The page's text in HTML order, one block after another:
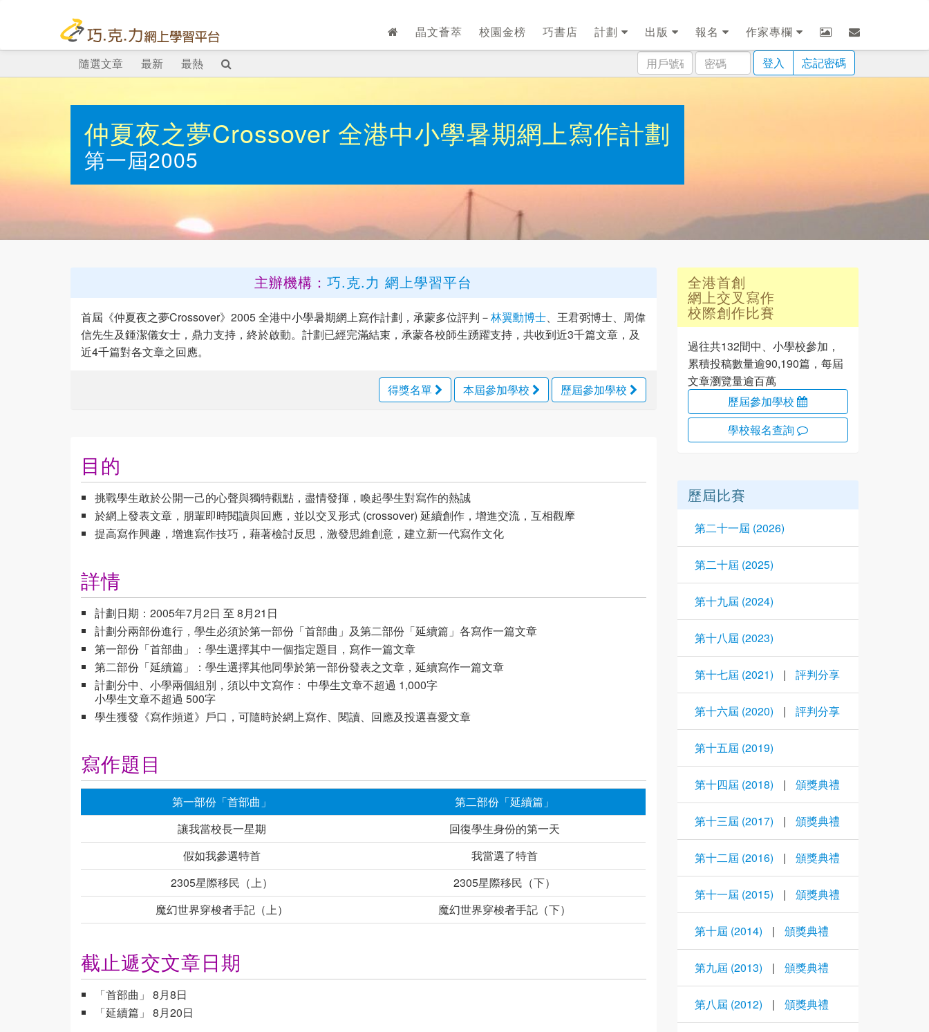
晶文薈萃 校園金榜 巧書店 計劃 出版 報名
作家專欄
用
戶
碼
密
碼
登入 忘記密碼
隨選文章 最新 最熱
仲夏夜之夢Crossover 全港中小學暑期網上寫作計劃
第一屆2005
主辦機構：巧.克.力 網上學習平台
首屆《仲夏夜之夢Crossover》2005 全港中小學暑期網上寫作計劃，承蒙多位評判－林翼勳博士、王君弼博士、周偉
信先生及鍾潔儀女士，鼎力支持，終於啟動。計劃已經完滿結束，承蒙各校師生踴躍支持，共收到近3千篇文章，及
近4千篇對各文章之回應。
得獎名單 本屆參加學校 歷屆參加學校
目的
挑戰學生敢於公開一己的心聲與獨特觀點，盡情發揮，喚起學生對寫作的熱誠
於網上發表文章，朋輩即時閱讀與回應，並以交叉形式 (crossover) 延續創作，增進交流，互相觀摩
提高寫作興趣，增進寫作技巧，藉著檢討反思，激發思維創意，建立新一代寫作文化
詳情
計劃日期：2005年7月2日 至 8月21日
計劃分兩部份進行，學生必須於第一部份「首部曲」及第二部份「延續篇」各寫作一篇文章
第一部份「首部曲」：學生選擇其中一個指定題目，寫作一篇文章
第二部份「延續篇」：學生選擇其他同學於第一部份發表之文章，延續寫作一篇文章
計劃分中、小學兩個組別，須以中文寫作： 中學生文章不超過 1,000字
小學生文章不超過 500字
學生獲發《寫作頻道》戶口，可隨時於網上寫作、閱讀、回應及投選喜愛文章
寫作題目
第一部份「首部曲」
第二部份「延續篇」
讓我當校長一星期
回復學生身份的第一天
假如我參選特首
我當選了特首
2305星際移民（上）
2305星際移民（下）
魔幻世界穿梭者手記（上）
魔幻世界穿梭者手記（下）
截止遞交文章日期
「首部曲」 8月8日
「延續篇」 8月20日
全港首創
網上交叉寫作
校際創作比賽
過往共132間中、小學校參加，
累積投稿數量逾90,190篇，每屆
文章瀏覽量逾百萬
歷屆參加學校
學校報名查詢
歷屆比賽
第二十一屆 (2026)
第二十屆 (2025)
第十九屆 (2024)
第十八屆 (2023)
第十七屆 (2021) | 評判分享
第十六屆 (2020) | 評判分享
第十五屆 (2019)
第十四屆 (2018) | 頒獎典禮
第十三屆 (2017) | 頒獎典禮
第十二屆 (2016) | 頒獎典禮
第十一屆 (2015) | 頒獎典禮
第十屆 (2014) | 頒獎典禮
第九屆 (2013) | 頒獎典禮
第八屆 (2012) | 頒獎典禮